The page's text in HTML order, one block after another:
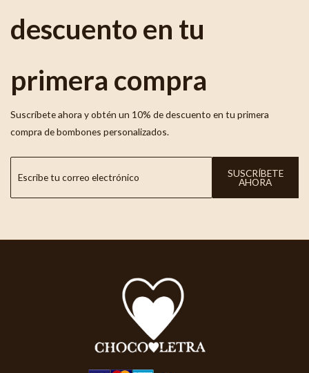
descuento en tu
primera compra
Suscríbete ahora y obtén un 10% de descuento en tu primera
compra de bombones personalizados.
SUSCRÍBETE
AHORA